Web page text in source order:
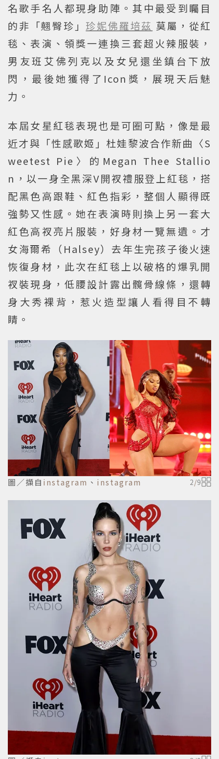
名歌手名人都現身助陣。其中最受到矚目
的非「翹臀珍」 珍妮佛羅培茲 莫屬，從紅
毯、表演、領獎一連換三套超火辣服裝，
男友班艾佛列克以及女兒還坐鎮台下放
閃，最後她獲得了Icon獎，展現天后魅
力。
本屆女星紅毯表現也是可圈可點，像是最
近才與「性感歌姬」杜娃黎波合作新曲〈S
weetest Pie〉的Megan Thee Stallio
n，以一身全黑深V開衩禮服登上紅毯，搭
配黑色高跟鞋、紅色指彩，整個人顯得既
強勢又性感。她在表演時則換上另一套大
紅色高衩亮片服裝，好身材一覽無遺。才
女海爾希（Halsey）去年生完孩子後火速
恢復身材，此次在紅毯上以破格的爆乳開
衩裝現身，低腰設計露出髖骨線條，還轉
身大秀裸背，惹火造型讓人看得目不轉
睛。
圖／擷自 instagram 、 instagram 2/9